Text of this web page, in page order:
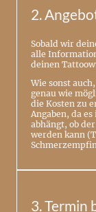
2.
Sobald wir
alle
deinen
Wie sonst
genau wie
die Kosten zu
Angaben, da
abhängt, ob
werden kann
3. Termin